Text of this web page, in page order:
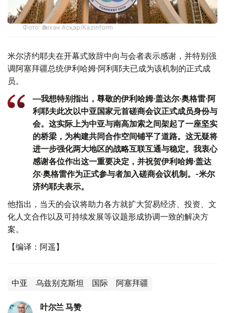
Фото: Әлихан Асқар/Kazinform
米尔济约耶夫在开幕式致辞中向与会者表示感谢，并特别强
调阿塞拜疆总统伊利哈姆·阿利耶夫已成为该机制的正式成
员。
—我想特别指出，尊敬的伊利哈姆·盖达尔·奥格雷·阿
利耶夫此次以中亚国家元首磋商会议正式成员身份与
会。这实际上为中亚与南高加索之间架起了一座坚实
的桥梁，为构建共同合作空间铺平了道路。这无疑将
进一步强化两大地区的战略互联互通与稳定。我衷心
感谢各位作出这一重要决定，并祝贺伊利哈姆·盖达
尔·奥格雷作为正式参与者加入磋商会议机制。-米尔
济约耶夫表示。
他指出，当天的会议将助力各方就扩大贸易经济、投资、文
化人文合作以及可持续发展等议题形成协调一致的解决方
案。
【编译：阿遥】
中亚 乌兹别克斯坦 国际 阿塞拜疆
叶尔兰 马赞